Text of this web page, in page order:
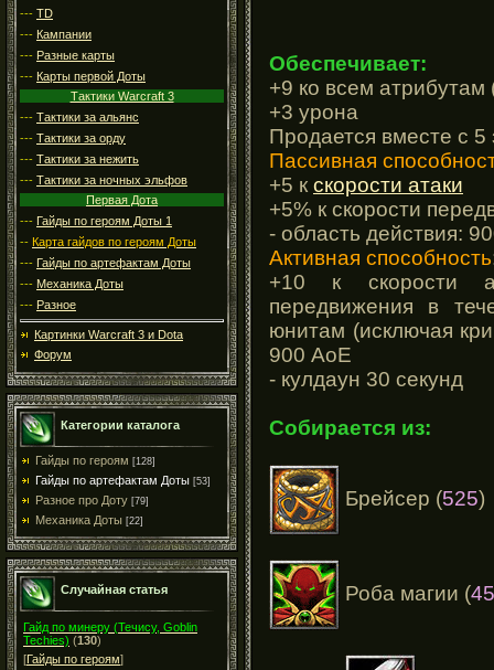
--- TD
--- Кампании
--- Разные карты
--- Карты первой Доты
Тактики Warcraft 3
--- Тактики за альянс
--- Тактики за орду
--- Тактики за нежить
--- Тактики за ночных эльфов
Первая Дота
--- Гайды по героям Доты 1
-- Карта гайдов по героям Доты
--- Гайды по артефактам Доты
--- Механика Доты
--- Разное
Картинки Warcraft 3 и Dota
Форум
Категории каталога
Гайды по героям [128]
Гайды по артефактам Доты [53]
Разное про Доту [79]
Механика Доты [22]
Случайная статья
Гайд по минеру (Течису, Goblin
Techies) (130)
[Гайды по героям]
Обеспечивает:
+9 ко всем атрибутам
+3 урона
Продается вместе с 5
Пассивная
+5 к скорости атаки
+5% к скорости
- область действия:
Активная способность
+10 к скорости
передвижения в
юнитам (исключая
900 АоЕ
- кулдаун 30 секунд
Собирается из:
Брейсер (525)
Роба магии (